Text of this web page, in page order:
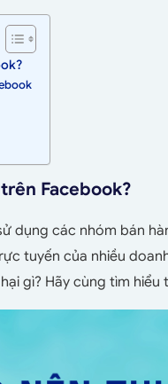
Facebook?
dụng các nhóm bán
tuyến của nhiều
gì? Hãy cùng tìm